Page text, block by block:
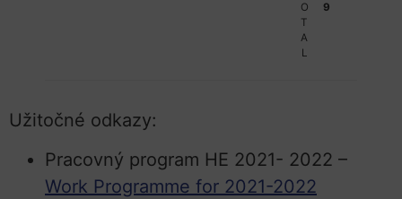
O
T
A
L
9
Užitočné odkazy:
Pracovný program HE 2021- 2022 –
Work Programme for 2021-2022